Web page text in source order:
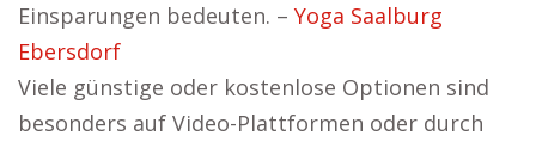
Einsparungen bedeuten. – Yoga Saalburg
Ebersdorf
Viele günstige oder kostenlose Optionen sind
besonders auf Video-Plattformen oder durch